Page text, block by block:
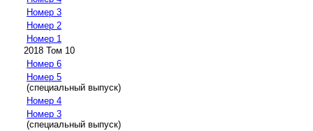
Номер 3
Номер 2
Номер 1
2018 Том 10
Номер 6
Номер 5
(специальный выпуск)
Номер 4
Номер 3
(специальный выпуск)